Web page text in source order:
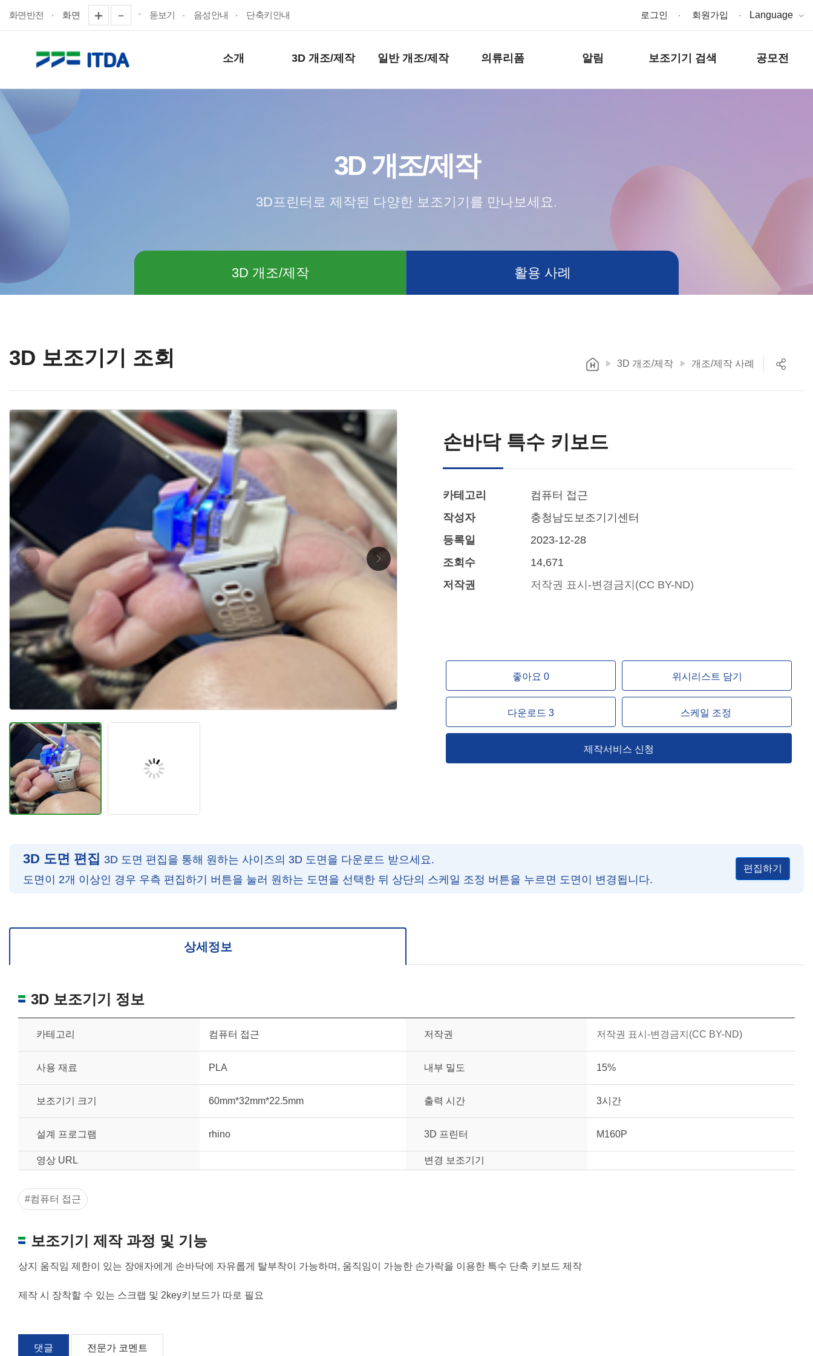
화면반전 화면 돋보기 음성안내 단축키안내 로그인 회원가입 Language
소개 3D 개조/제작 일반 개조/제작 의류리폼 알림 보조기기 검색 공모전
3D 개조/제작
3D프린터로 제작된 다양한 보조기기를 만나보세요.
3D 개조/제작 활용 사례
3D 보조기기 조회 3D 개조/제작 개조/제작 사례
←
↓ →
손바닥 특수 키보드
카테고리
컴퓨터 접근
작성자
충청남도보조기기센터
등록일
2023-12-28
조회수
14,671
저작권
저작권 표시-변경금지(CC BY-ND)
좋아요 0 위시리스트 담기
다운로드 3 스케일 조정
제작서비스 신청
3D 도면 편집 3D 도면 편집을 통해 원하는 사이즈의 3D 도면을 다운로드 받으세요.
도면이 2개 이상인 경우 우측 편집하기 버튼을 눌러 원하는 도면을 선택한 뒤 상단의 스케일 조정 버튼을 누르면 도면이 변경됩니다.
편집하기
위치 이동: 우측 드래그
도면을 처음 위치로 되돌리고 싶은 경우 상단의 “스케일 조정“ 버튼을 눌러주세요.
원하는 치수 입력 후 “스케일 조정“ 버튼을 눌러주세요.
높이
상세정보
3D 보조기기 정보
카테고리 컴퓨터 접근 저작권 저작권 표시-변경금지(CC BY-ND)
사용 재료 PLA 내부 밀도 15%
보조기기 크기 60mm*32mm*22.5mm 출력 시간 3시간
설계 프로그램 rhino 3D 프린터 M160P
영상 URL 변경 보조기기
#컴퓨터 접근
보조기기 제작 과정 및 기능
상지 움직임 제한이 있는 장애자에게 손바닥에 자유롭게 탈부착이 가능하며, 움직임이 가능한 손가락을 이용한 특수 단축 키보드 제작
제작 시 장착할 수 있는 스크랩 및 2key키보드가 따로 필요
댓글 전문가 코멘트